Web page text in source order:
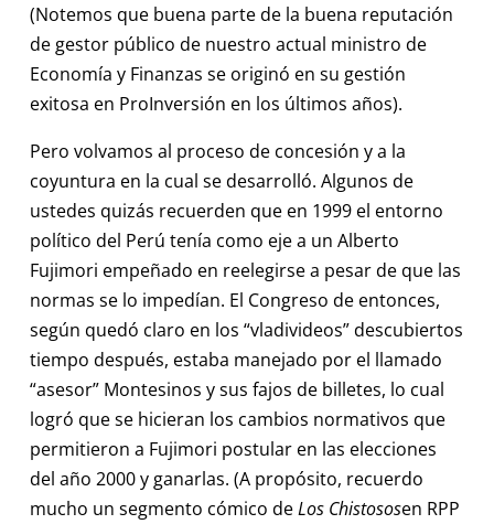
(Notemos que buena parte de la buena reputación
de gestor público de nuestro actual ministro de
Economía y Finanzas se originó en su gestión
exitosa en ProInversión en los últimos años).
Pero volvamos al proceso de concesión y a la
coyuntura en la cual se desarrolló. Algunos de
ustedes quizás recuerden que en 1999 el entorno
político del Perú tenía como eje a un Alberto
Fujimori empeñado en reelegirse a pesar de que las
normas se lo impedían. El Congreso de entonces,
según quedó claro en los “vladivideos” descubiertos
tiempo después, estaba manejado por el llamado
“asesor” Montesinos y sus fajos de billetes, lo cual
logró que se hicieran los cambios normativos que
permitieron a Fujimori postular en las elecciones
del año 2000 y ganarlas. (A propósito, recuerdo
mucho un segmento cómico deLos Chistososen RPP